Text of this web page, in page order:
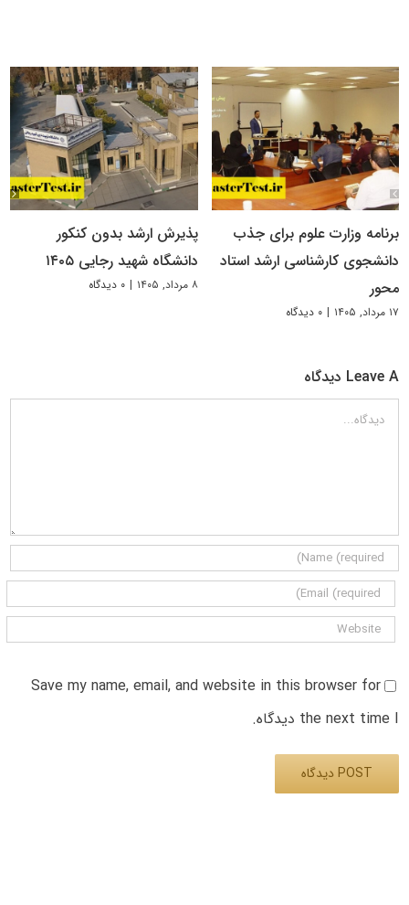
برنامه وزارت علوم برای جذب
دانشجوی کارشناسی ارشد استاد
محور
۱۷ مرداد, ۱۴۰۵ | ۰ دیدگاه
پذیرش ارشد بدون کنکور
دانشگاه شهید رجایی ۱۴۰۵
۸ مرداد, ۱۴۰۵ | ۰ دیدگاه
Leave A دیدگاه
دیدگاه
Save my name, email, and website in this browser for
the next time I دیدگاه.